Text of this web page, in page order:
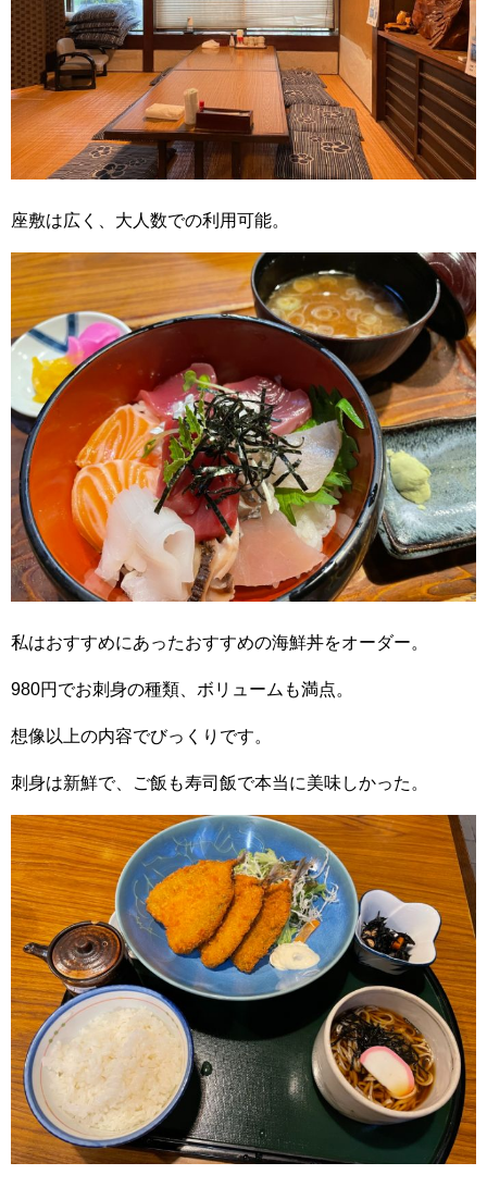
座敷は広く、大人数での利用可能。
私はおすすめにあったおすすめの海鮮丼をオーダー。
980円でお刺身の種類、ボリュームも満点。
想像以上の内容でびっくりです。
刺身は新鮮で、ご飯も寿司飯で本当に美味しかった。